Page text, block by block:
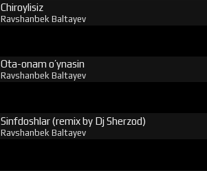
Chiroylisiz
Ravshanbek Baltayev
Ota-onam o’ynasin
Ravshanbek Baltayev
Sinfdoshlar (remix by Dj Sherzod)
Ravshanbek Baltayev